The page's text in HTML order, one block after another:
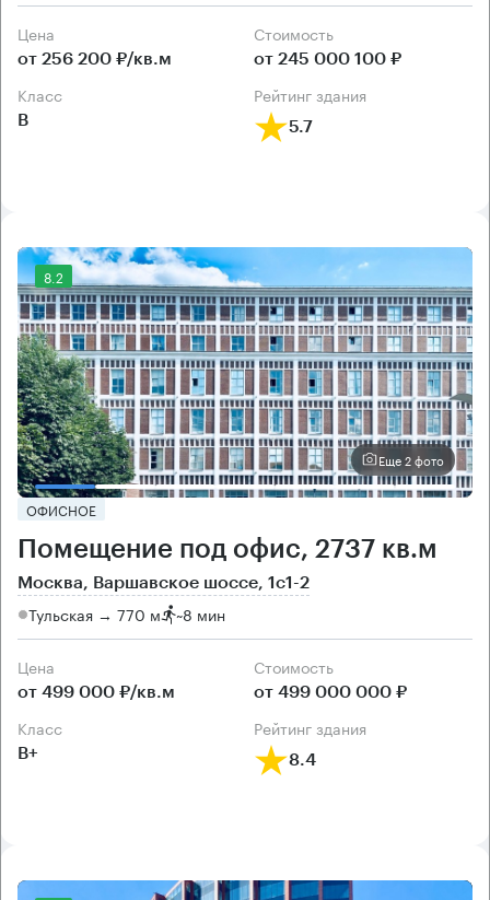
Цена
от 256 200 ₽/кв.м
Cтоимость
от 245 000 100 ₽
класс
B
рейтинг здания
5.7
8.2
Еще 2 фото
ОФИСНОЕ
Помещение под офис, 2737 кв.м
Москва, Варшавское шоссе, 1с1-2
Тульская → 770 м ~8 мин
Цена
от 499 000 ₽/кв.м
Cтоимость
от 499 000 000 ₽
класс
B+
рейтинг здания
8.4